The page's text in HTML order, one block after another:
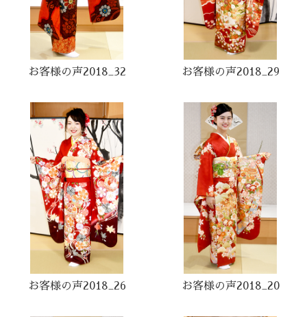
お客様の声2018_32 お客様の声2018_29
お客様の声2018_26 お客様の声2018_20